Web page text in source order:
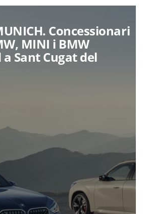
Concessionari
MINI i BMW
Sant Cugat del